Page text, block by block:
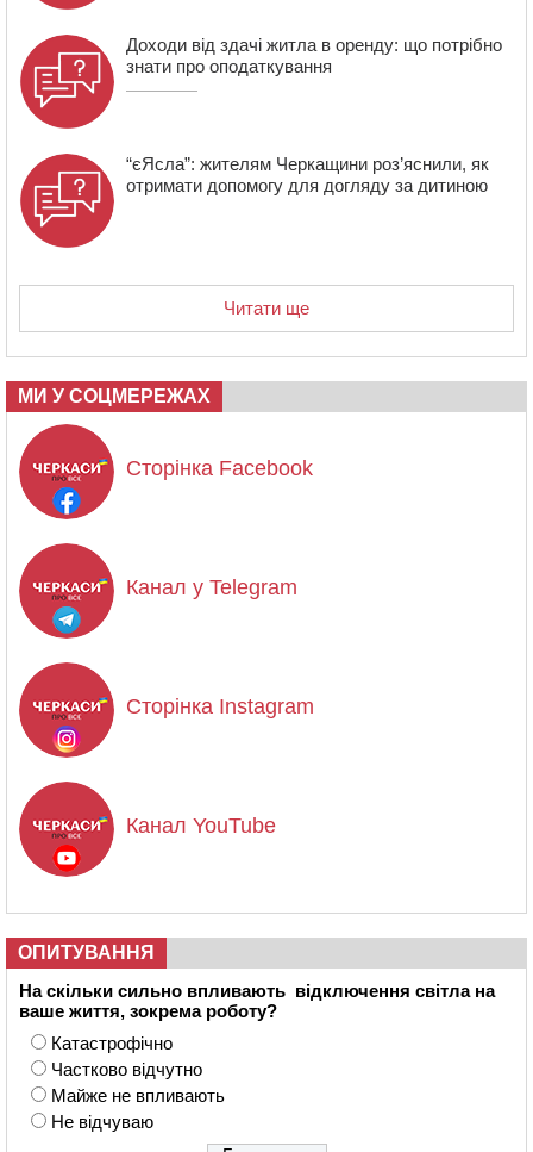
Доходи від здачі житла в оренду: що потрібно
знати про оподаткування
“єЯсла”: жителям Черкащини роз’яснили, як
отримати допомогу для догляду за дитиною
Читати ще
МИ У СОЦМЕРЕЖАХ
Сторінка Facebook
Канал у Telegram
Сторінка Instagram
Канал YouTube
ОПИТУВАННЯ
На скільки сильно впливають відключення світла на
ваше життя, зокрема роботу?
Катастрофічно
Частково відчутно
Майже не впливають
Не відчуваю